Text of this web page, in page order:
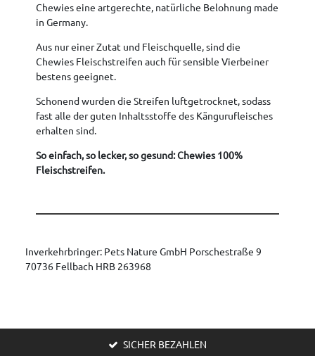
Chewies eine artgerechte, natürliche Belohnung made
in Germany.
Aus nur einer Zutat und Fleischquelle, sind die
Chewies Fleischstreifen auch für sensible Vierbeiner
bestens geeignet.
Schonend wurden die Streifen luftgetrocknet, sodass
fast alle der guten Inhaltsstoffe des Kängurufleisches
erhalten sind.
So einfach, so lecker, so gesund: Chewies 100%
Fleischstreifen.
Inverkehrbringer: Pets Nature GmbH Porschestraße 9
70736 Fellbach HRB 263968
SICHER BEZAHLEN